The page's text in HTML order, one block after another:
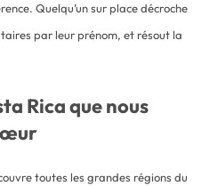
Quelqu’un sur place décroche
par leur prénom, et résout la
Rica que nous
toutes les grandes régions du